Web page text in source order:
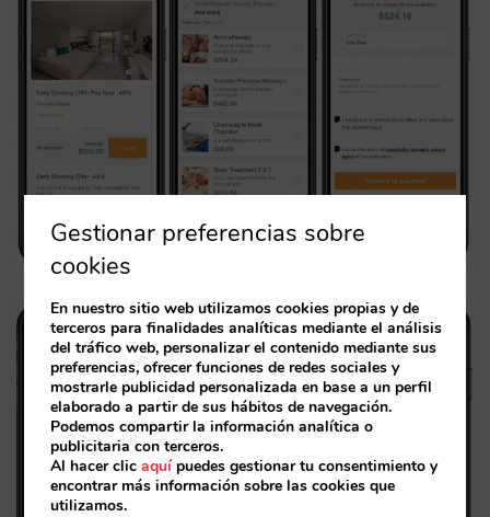
Gestionar preferencias sobre
cookies
En nuestro sitio web utilizamos cookies propias y de
terceros para finalidades analíticas mediante el análisis
del tráfico web, personalizar el contenido mediante sus
preferencias, ofrecer funciones de redes sociales y
mostrarle publicidad personalizada en base a un perfil
elaborado a partir de sus hábitos de navegación.
Podemos compartir la información analítica o
publicitaria con terceros.
Al hacer clicaquípuedes gestionar tu consentimiento y
encontrar más información sobre las cookies que
utilizamos.